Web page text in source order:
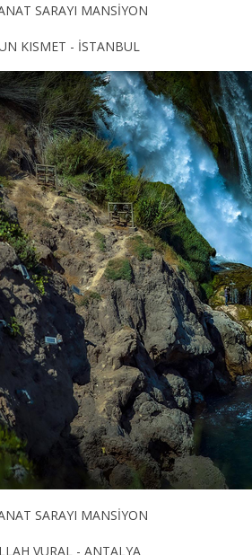
SARAYI MANSİYON
KISMET - İSTANBUL
SARAYI MANSİYON
VURAL - ANTALYA